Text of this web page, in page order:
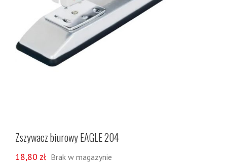
Zszywacz biurowy EAGLE 204
18,80 zł Brak w magazynie